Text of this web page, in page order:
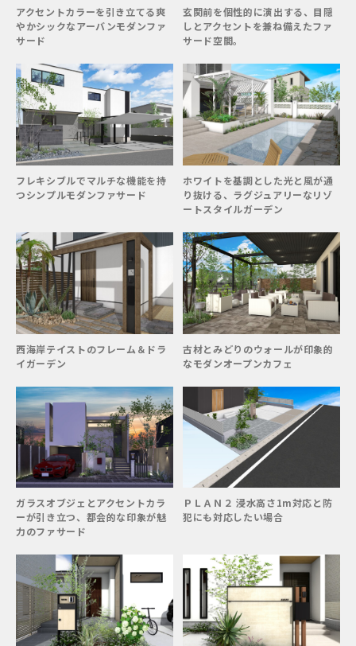
アクセントカラーを引き立てる爽
やかシックなアーバンモダンファ
サード
玄関前を個性的に演出する、目隠
しとアクセントを兼ね備えたファ
サード空間。
フレキシブルでマルチな機能を持
つシンプルモダンファサード
ホワイトを基調とした光と風が通
り抜ける、ラグジュアリーなリゾ
ートスタイルガーデン
西海岸テイストのフレーム＆ドラ
イガーデン
古材とみどりのウォールが印象的
なモダンオープンカフェ
ガラスオブジェとアクセントカラ
ーが引き立つ、都会的な印象が魅
力のファサード
ＰＬＡＮ２ 浸水高さ1m対応と防
犯にも対応したい場合